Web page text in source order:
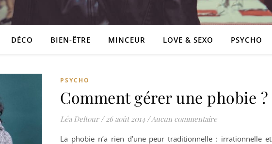
DÉCO BIEN-ÊTRE MINCEUR LOVE & SEXO PSYCHO
PSYCHO
Comment gérer une phobie ?
Léa Deltour / 26 août 2014 /Aucun commentaire
La phobie n’a rien d’une peur traditionnelle : irrationnelle et